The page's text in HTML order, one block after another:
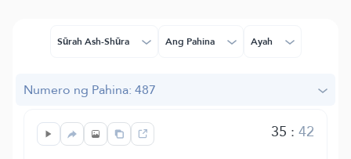
Sūrah Ash-Shūra Ang Pahina Ayah
Numero ng Pahina: 487
35 :42